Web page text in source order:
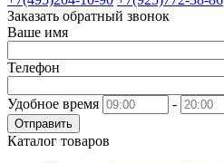
Заказать обратный звонок
Ваше имя
Телефон
Удобное время -
Отправить
Каталог товаров